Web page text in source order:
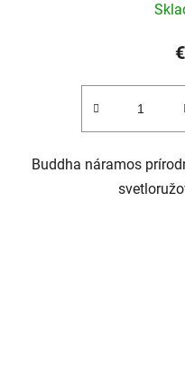
Buddha náramos